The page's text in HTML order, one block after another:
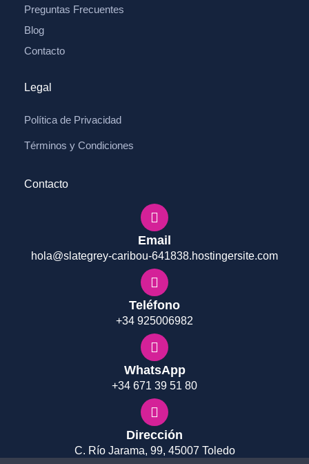
Preguntas Frecuentes
Blog
Contacto
Legal
Política de Privacidad
Términos y Condiciones
Contacto
Email
hola@slategrey-caribou-641838.hostingersite.com
Teléfono
+34 925006982
WhatsApp
+34 671 39 51 80
Dirección
C. Río Jarama, 99, 45007 Toledo